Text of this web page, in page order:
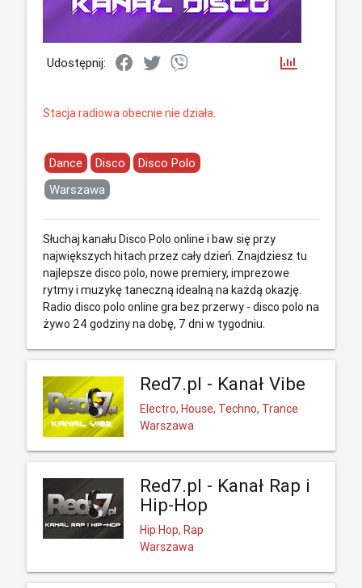
Udostępnij:
Stacja radiowa obecnie nie działa.
Dance Disco
Disco Polo
Warszawa
Słuchaj kanału Disco Polo online i baw się przy
największych hitach przez cały dzień. Znajdziesz tu
najlepsze disco polo, nowe premiery, imprezowe
rytmy i muzykę taneczną idealną na każdą okazję.
Radio disco polo online gra bez przerwy - disco polo na
żywo 24 godziny na dobę, 7 dni w tygodniu.
Red7.pl - Kanał Vibe
Electro, House, Techno, Trance
Warszawa
Red7.pl - Kanał Rap i
Hip-Hop
Hip Hop, Rap
Warszawa